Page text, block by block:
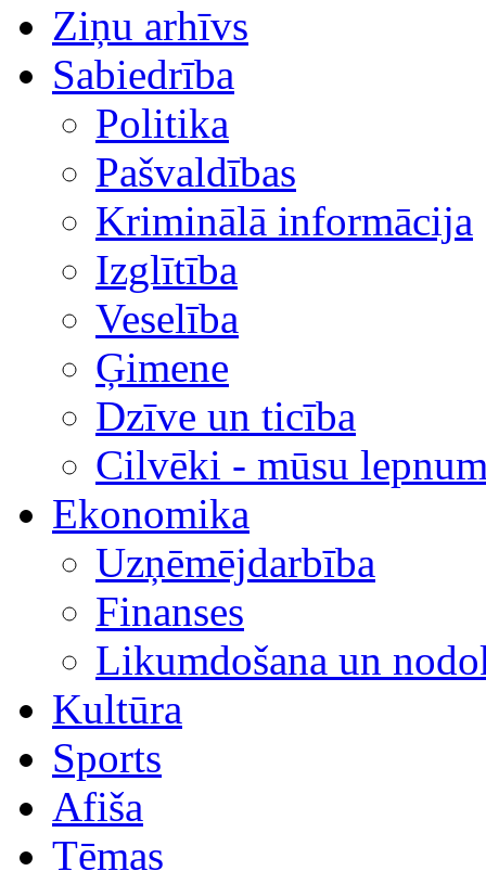
Ziņu arhīvs
Sabiedrība
Politika
Pašvaldības
Kriminālā informācija
Izglītība
Veselība
Ģimene
Dzīve un ticība
Cilvēki - mūsu
Ekonomika
Uzņēmējdarbība
Finanses
Likumdošana un
Kultūra
Sports
Afiša
Tēmas